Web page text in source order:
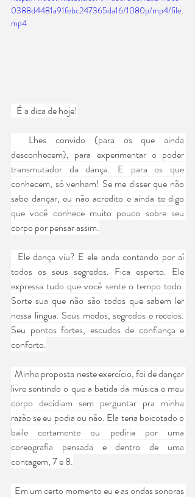
0388d4481a91febc247365da16/1080p/mp4/file.
mp4
   É a dica de hoje!
desconhecem), para experimentar o poder
transmutador da dança. E para os que
conhecem, só venham! Se me disser que não
sabe dançar, eu não acredito e ainda te digo
que você conhece muito pouco sobre seu
corpo por pensar assim.
todos os seus segredos. Fica esperto. Ele
expressa tudo que você sente o tempo todo.
Sorte sua que não são todos que sabem ler
nessa língua. Seus medos, segredos e receios.
Seu pontos fortes, escudos de confiança e
conforto.
  Minha proposta neste exercício, foi de dançar
livre sentindo o que a batida da música e meu
corpo decidiam sem perguntar pra minha
razão se eu podia ou não. Ela teria boicotado o
baile certamente ou pediria por uma
coreografia pensada e dentro de uma
contagem, 7 e 8.